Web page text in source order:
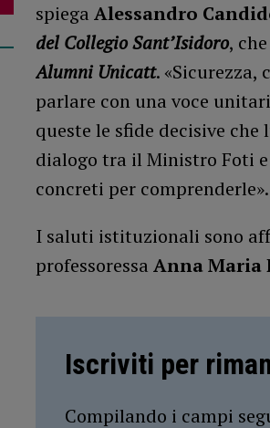
spiega Alessandro
del Collegio Sant’Isidoro,
Alumni Unicatt.
parlare con una voce
queste le sfide decisive
dialogo tra il Ministro Foti
concreti per comprenderle».
I saluti istituzionali sono
professoressa Anna Maria
Iscriviti per
Compilando i campi